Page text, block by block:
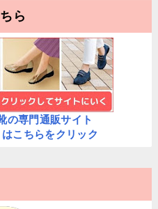
ら
の専門通販サイト
はこちらをクリック